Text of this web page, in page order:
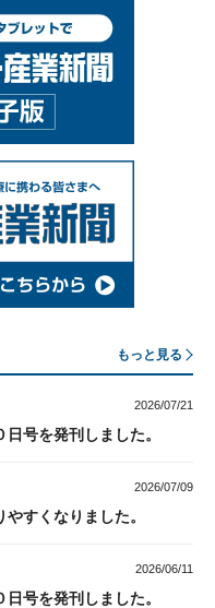
もっと見る
2026/07/21
号を発刊しました。
2026/07/09
すくなりました。
2026/06/11
号を発刊しました。